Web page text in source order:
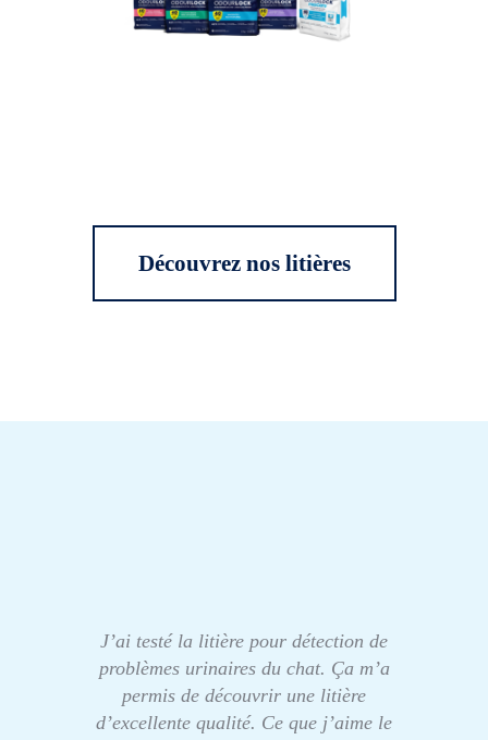
Découvrez nos litières
J’ai testé la litière pour détection de
problèmes urinaires du chat. Ça m’a
permis de découvrir une litière
d’excellente qualité. Ce que j’aime le